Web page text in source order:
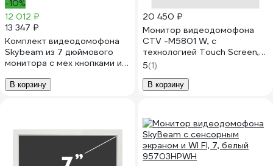
-10%
12 012 ₽
13 347 ₽
Комплект видеодомофона
Skybeam из 7 дюймового
монитора с мех кнопками и
(94705MA+94208-600TVLW
В корзину
20 450 ₽
Монитор видеодомофона
CTV -M5801 W, с
технологией Touch Screen,
сенсорным IPS экраном 8",
поддержка форматов AHD,
TVI, CVI и CVBS, белый 10-
5(1)
В корзину